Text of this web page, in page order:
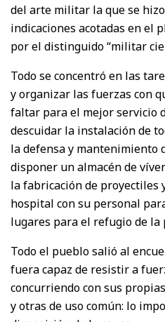
del arte militar la que se
indicaciones acotadas en el
por el distinguido “militar
Todo se concentró en las
y organizar las fuerzas con
faltar para el mejor servicio
descuidar la instalación de
la defensa y mantenimiento
disponer un almacén de
la fabricación de proyectiles
hospital con su personal
lugares para el refugio de la
Todo el pueblo salió al
fuera capaz de resistir a
concurriendo con sus
y otras de uso común: lo